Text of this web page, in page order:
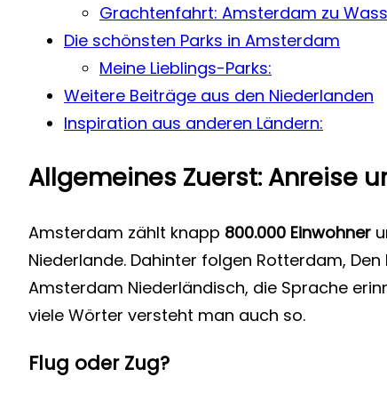
Grachtenfahrt: Amsterdam zu
Die schönsten Parks in Amsterdam
Meine Lieblings-Parks:
Weitere Beiträge aus den Niederlanden
Inspiration aus anderen Ländern:
Allgemeines Zuerst: Anreise
Amsterdam zählt knapp 800.000 Einwohner
Niederlande. Dahinter folgen Rotterdam,
Amsterdam Niederländisch, die Sprache
viele Wörter versteht man auch so.
Flug oder Zug?